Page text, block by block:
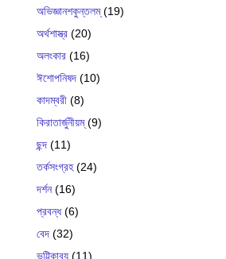
অভিজ্ঞানশকুন্তলম্(19)
অর্থশাস্ত্র (20)
অলংকার (16)
ঈশোপনিষদ (10)
কাদম্বরী (8)
কিরাতার্জুনীয়ম্(9)
ছন্দ (11)
তর্কসংগ্রহ(24)
দর্শন(16)
প্রবন্ধ(6)
বেদ (32)
ভট্টিকাব‍্য (11)